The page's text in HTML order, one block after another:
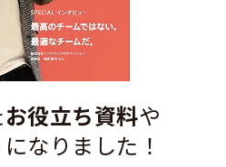
お役立ち資料や
なりました！